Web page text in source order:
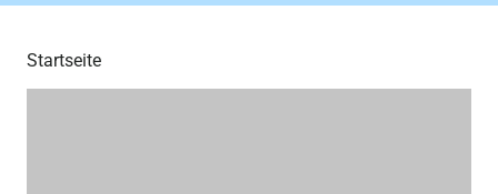
Startseite